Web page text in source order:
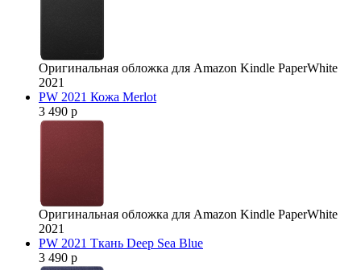
Оригинальная обложка для Amazon Kindle PaperWhite
2021
PW 2021 Кожа Merlot
3 490 р
Оригинальная обложка для Amazon Kindle PaperWhite
2021
PW 2021 Ткань Deep Sea Blue
3 490 р